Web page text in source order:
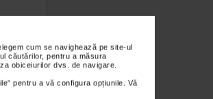
cum se navighează pe site-ul
căutărilor, pentru a măsura
obiceiurilor dvs. de navigare.
pentru a vă configura opțiunile. Vă